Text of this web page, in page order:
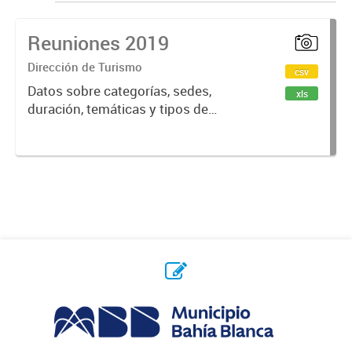
Reuniones 2019
Dirección de Turismo
Datos sobre categorías, sedes,
duración, temáticas y tipos de
csv
xls